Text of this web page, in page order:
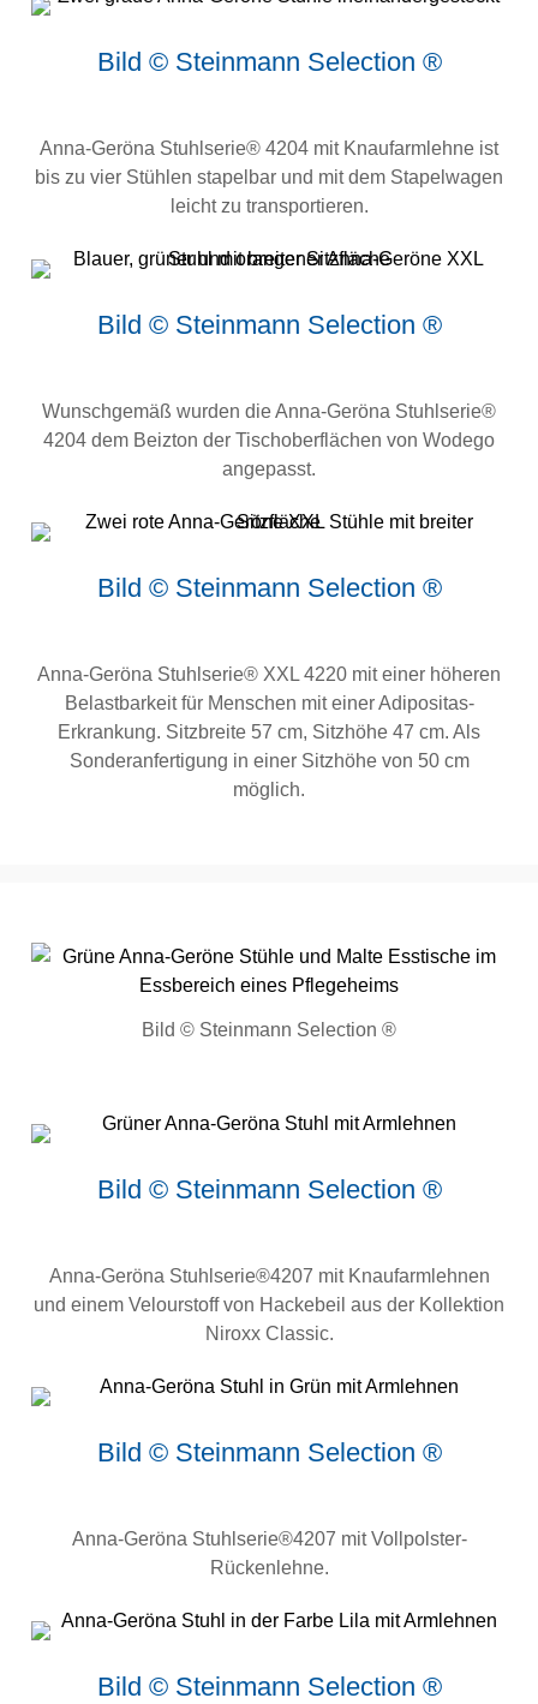
Bild © Steinmann Selection ®
Anna-Geröna Stuhlserie® 4204 mit Knaufarmlehne ist
bis zu vier Stühlen stapelbar und mit dem Stapelwagen
leicht zu transportieren.
Bild © Steinmann Selection ®
Wunschgemäß wurden die Anna-Geröna Stuhlserie®
4204 dem Beizton der Tischoberflächen von Wodego
angepasst.
Bild © Steinmann Selection ®
Anna-Geröna Stuhlserie® XXL 4220 mit einer höheren
Belastbarkeit für Menschen mit einer Adipositas-
Erkrankung. Sitzbreite 57 cm, Sitzhöhe 47 cm. Als
Sonderanfertigung in einer Sitzhöhe von 50 cm
möglich.
Bild © Steinmann Selection ®
Bild © Steinmann Selection ®
Anna-Geröna Stuhlserie®4207 mit Knaufarmlehnen
und einem Velourstoff von Hackebeil aus der Kollektion
Niroxx Classic.
Bild © Steinmann Selection ®
Anna-Geröna Stuhlserie®4207 mit Vollpolster-
Rückenlehne.
Bild © Steinmann Selection ®